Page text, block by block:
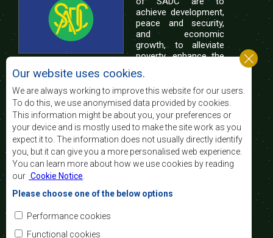
achieve development,
peace and security,
and economic
growth, to alleviate
poverty, enhance the
of life of the peoples of Southern Africa, and
support the socially disadvantaged through
regional integration, built on democratic principles
and equitable and sustainable development.
Contact Us
SADC House
Plot No. 54385
Central Business District
Private Bag 0095
Our website uses cookies.
We are always working to improve this website for our users.
To do this, we use anonymised data provided by cookies.
This information might be about you, your preferences or
your device and is mostly used to make the site work as you
expect it to. The information does not usually directly identify
you, but it can give you a more personalised web experience.
You can learn more about how we use cookies by reading
our Cookie Notice
Please choose one of the below options
Performance cookies
Functional cookies